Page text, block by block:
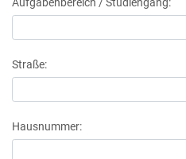
Aufgabenbereich / Studiengang:
Straße:
Hausnummer: